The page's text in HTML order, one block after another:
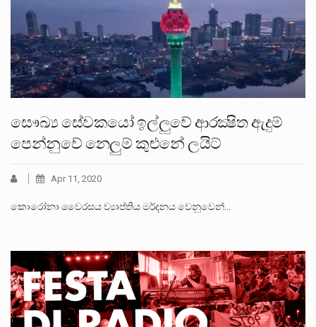
සෞඛ්‍ය සේවකයෝ ඉල්ලුවේ ආරක්‍ෂිත ඇදුම්
පෙන්නුවේ නෙලුම් කුළුනේ ලයිට්
Apr 11, 2020
කොරෝනා වෛරසය ව්‍යාප්තිය මර්දනය වෙනුවෙන්…